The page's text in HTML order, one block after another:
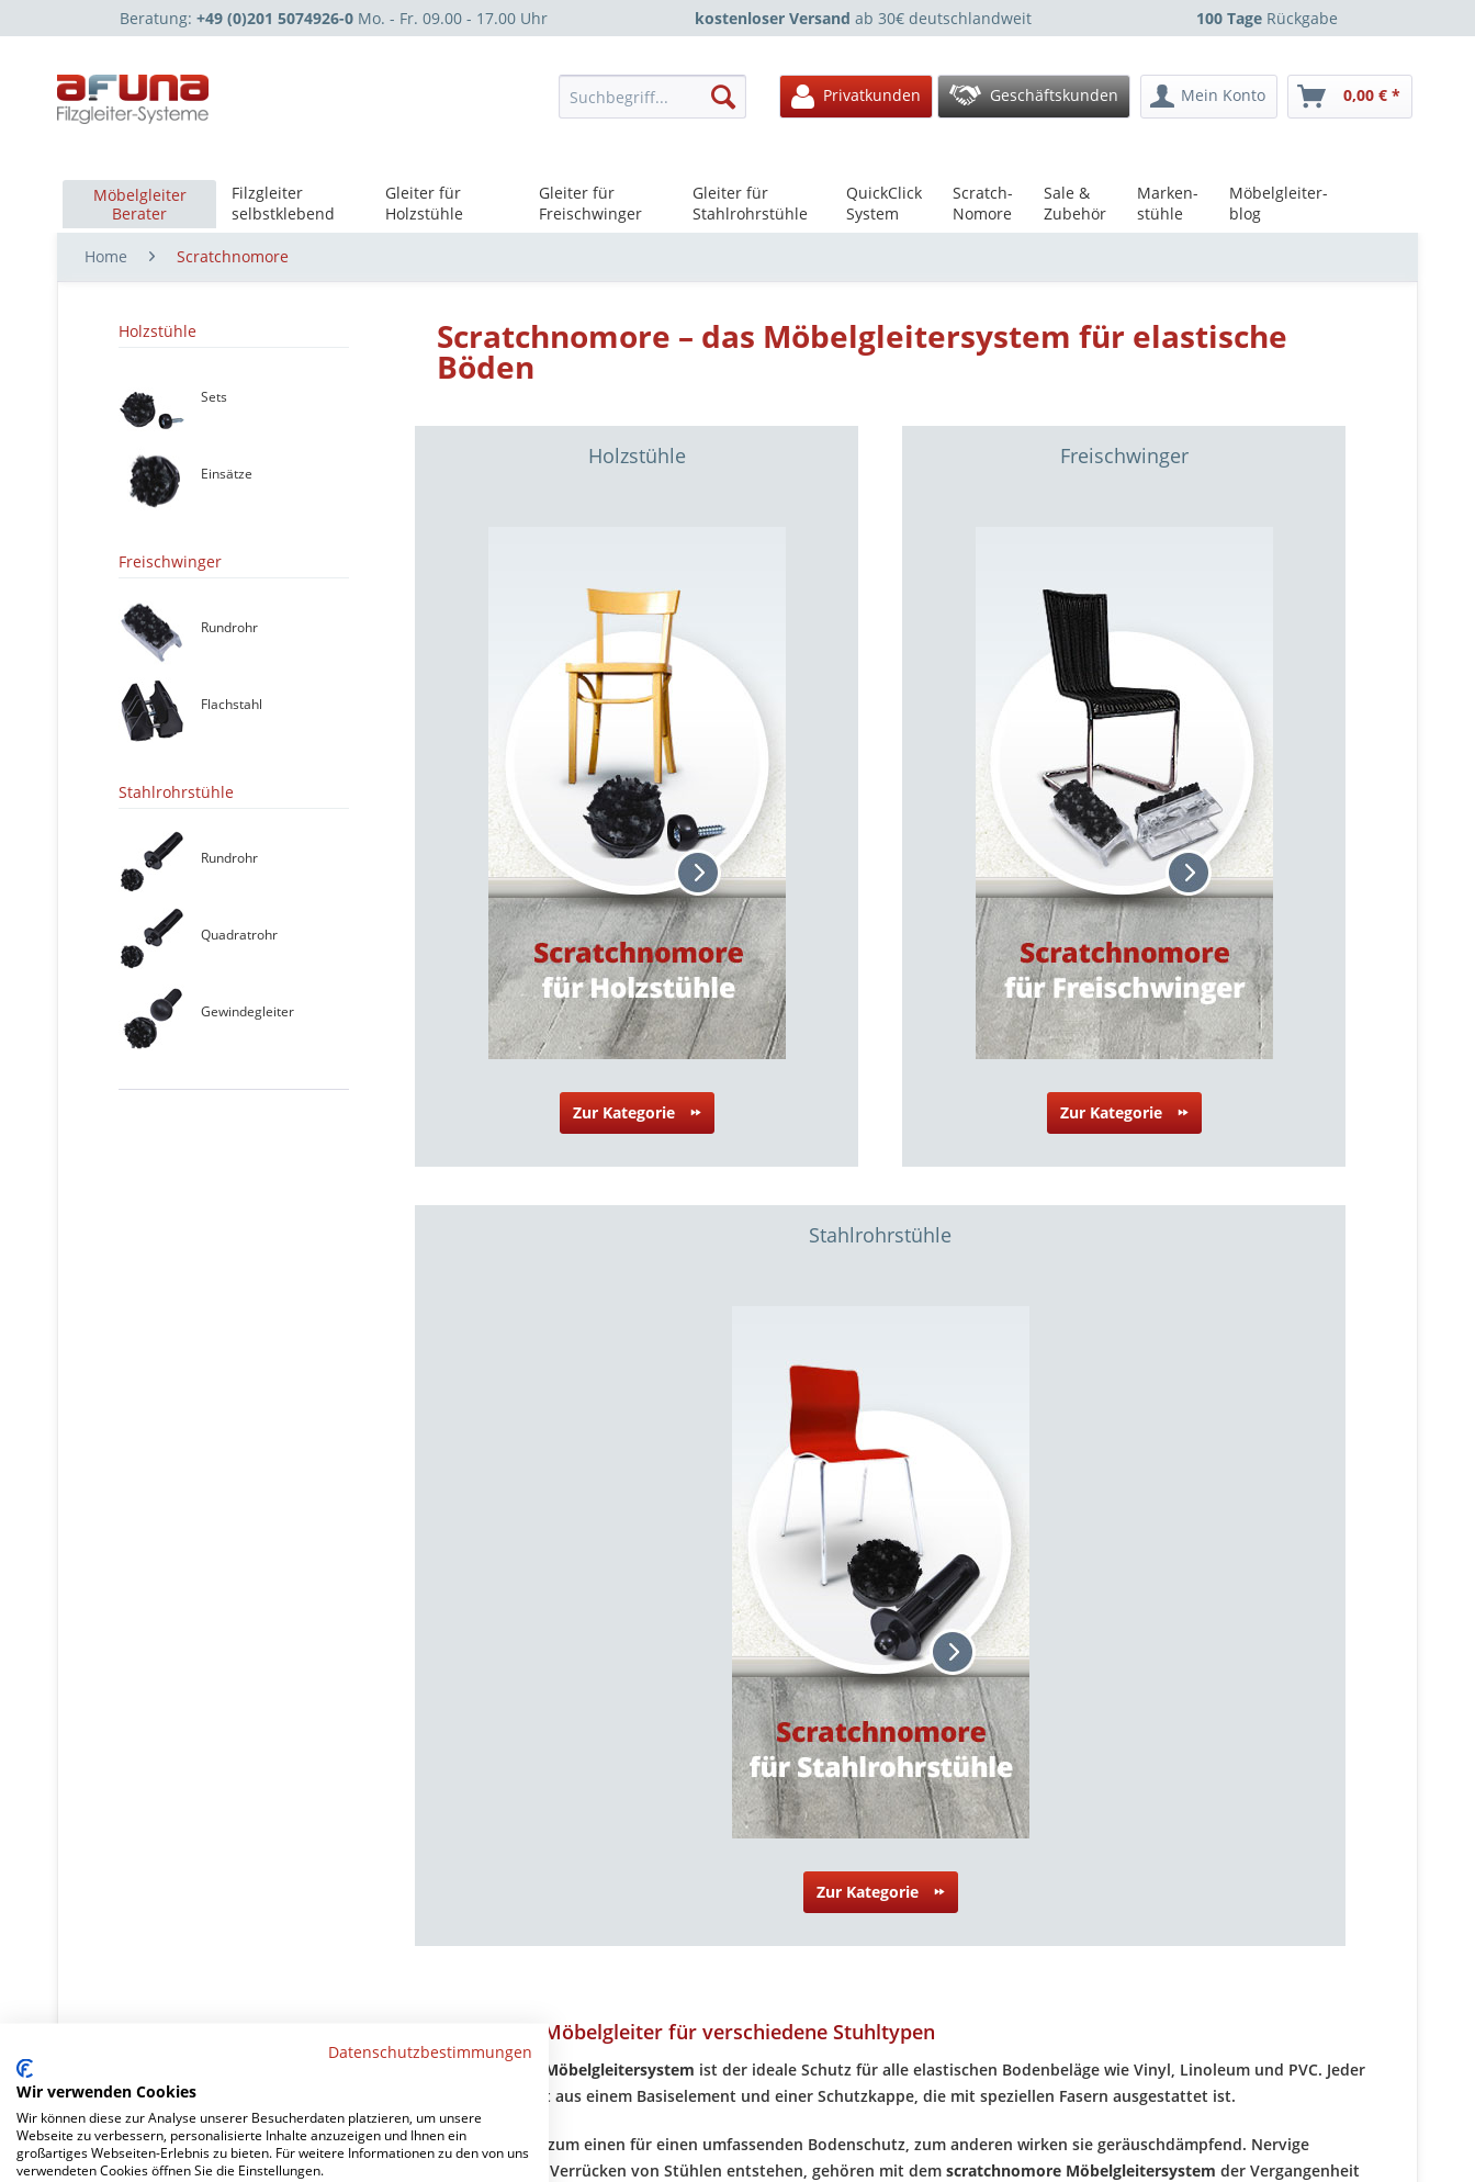
Beratung:+49 (0)201 5074926-0 Mo. - Fr. 09.00 - 17.00 Uhr kostenloser Versand ab 30€ deutschlandweit 100 Tage Rückgabe
Privatkunden Geschäftskunden Mein Konto 0,00 € *
Möbelgleiter
Berater
Filzgleiter
selbstklebend
Gleiter für
Holzstühle
Gleiter für
Freischwinger
Gleiter für
Stahlrohrstühle
QuickClick
System
Scratch-
Nomore
Sale &
Zubehör
Marken-
stühle
Möbelgleiter-
blog
Home Scratchnomore
Holzstühle
Sets
Einsätze
Freischwinger
Rundrohr
Flachstahl
Stahlrohrstühle
Rundrohr
Quadratrohr
Gewindegleiter
Scratchnomore – das Möbelgleitersystem für elastische
Böden
Holzstühle
Zur Kategorie
Freischwinger
Zur Kategorie
Stahlrohrstühle
Zur Kategorie
Scratchnomore Möbelgleiter für verschiedene Stuhltypen
scratchnomore Möbelgleitersystem ist der ideale Schutz für alle elastischen Bodenbeläge wie Vinyl, Linoleum und PVC. Jeder
Möbelgleiter besteht aus einem Basiselement und einer Schutzkappe, die mit speziellen Fasern ausgestattet ist.
Diese Fasern sorgen zum einen für einen umfassenden Bodenschutz, zum anderen wirken sie geräuschdämpfend. Nervige
Geräusche, die beim Verrücken von Stühlen entstehen, gehören mit dem scratchnomore Möbelgleitersystem der Vergangenheit
Datenschutzbestimmungen
Wir verwenden Cookies
Wir können diese zur Analyse unserer Besucherdaten platzieren, um unsere
Webseite zu verbessern, personalisierte Inhalte anzuzeigen und Ihnen ein
großartiges Webseiten-Erlebnis zu bieten. Für weitere Informationen zu den von uns
verwendeten Cookies öffnen Sie die Einstellungen.